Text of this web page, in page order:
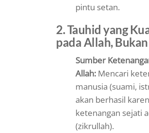
pintu setan.
2. Tauhid yang
pada Allah,
Sumber
Allah: Mencari
manusia (suami,
akan berhasil
ketenangan sejati
(zikrullah).